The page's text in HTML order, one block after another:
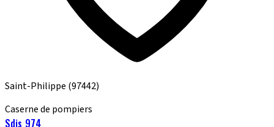
Saint-Philippe (97442)
Caserne de pompiers
Sdis 974